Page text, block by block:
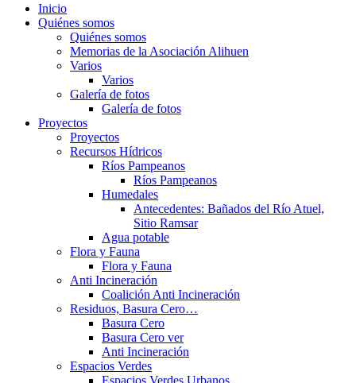
Inicio
Quiénes somos
Quiénes somos
Memorias de la Asociación Alihuen
Varios
Varios
Galería de fotos
Galería de fotos
Proyectos
Proyectos
Recursos Hídricos
Ríos Pampeanos
Ríos Pampeanos
Humedales
Antecedentes: Bañados del Río Atuel,
Sitio Ramsar
Agua potable
Flora y Fauna
Flora y Fauna
Anti Incineración
Coalición Anti Incineración
Residuos, Basura Cero…
Basura Cero
Basura Cero ver
Anti Incineración
Espacios Verdes
Espacios Verdes Urbanos